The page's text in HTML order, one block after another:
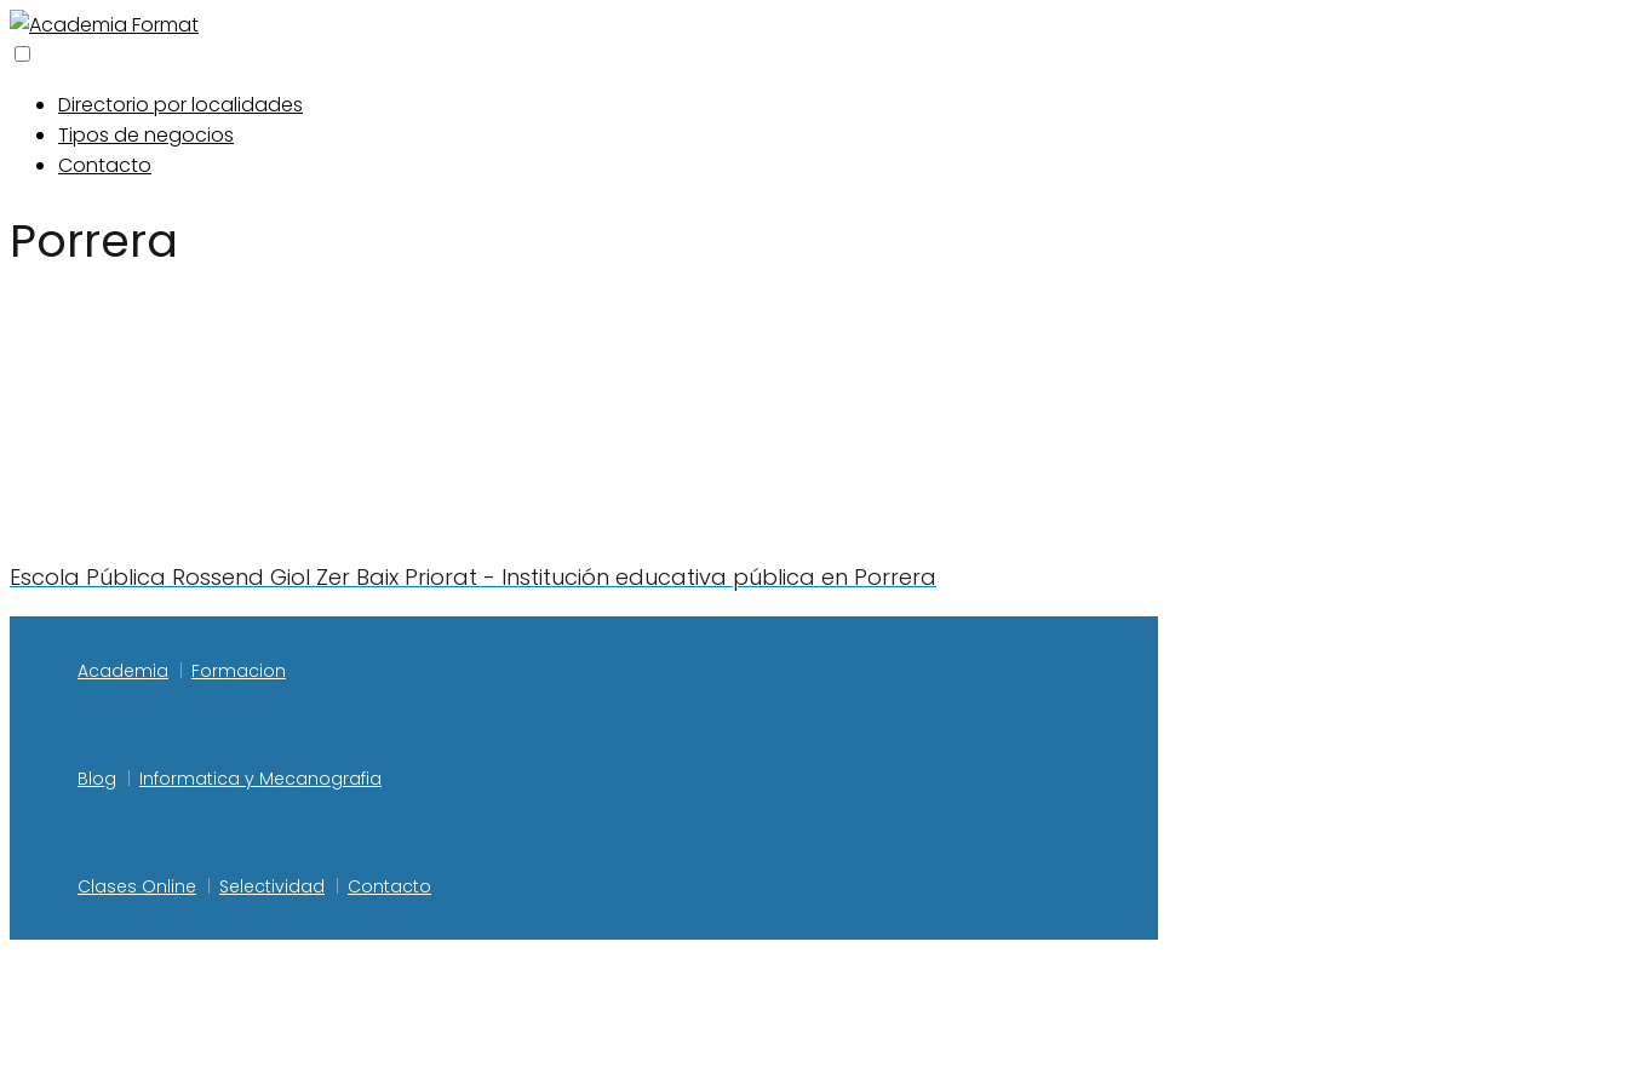
Directorio por localidades
Tipos de negocios
Contacto
Porrera
Escola Pública Rossend Giol Zer Baix Priorat - Institución educativa pública en Porrera
Academia Formacion
Blog Informatica y Mecanografia
Clases Online Selectividad Contacto